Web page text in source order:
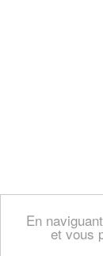
En
et vous